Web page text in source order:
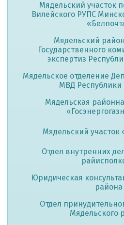
Мядельский участок
Вилейского РУПС
Мядельский
Государственного
экспертиз
Мядельское отделение
МВД Республики
Мядельская
Мядельский участок
Отдел внутренних
Юридическая
района
Отдел
Мядельского